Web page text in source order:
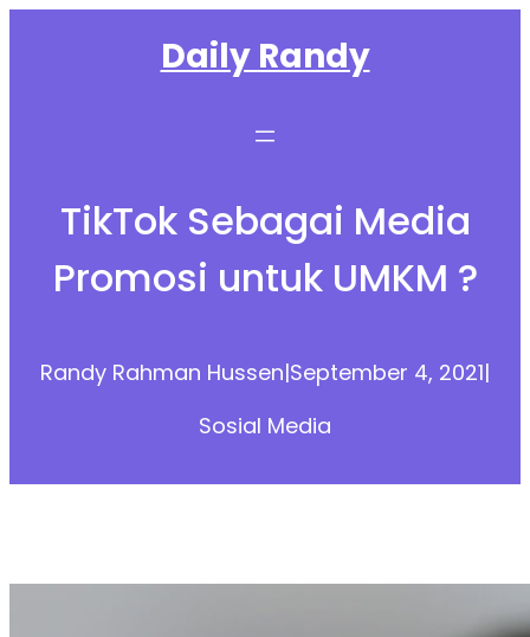
Daily Randy
TikTok Sebagai Media
Promosi untuk UMKM ?
Randy Rahman Hussen|September 4, 2021|
Sosial Media